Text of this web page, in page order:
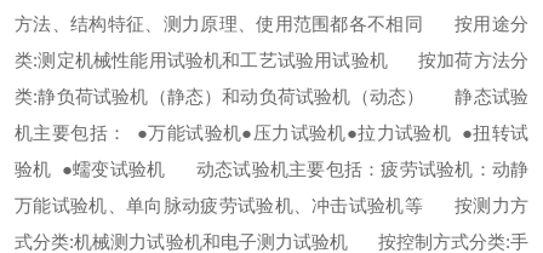
方法、结构特征、测力原理、使用范围都各不相同
按用途分
类:测定机械性能用试验机和工艺试验用试验机
按加荷方法分
类:静负荷试验机（静态）和动负荷试验机（动态）
静态试验
机主要包括： ●万能试验机●压力试验机●拉力试验机 ●扭转试
验机 ●蠕变试验机
动态试验机主要包括：疲劳试验机：动静
万能试验机、单向脉动疲劳试验机、冲击试验机等
按测力方
式分类:机械测力试验机和电子测力试验机
按控制方式分类:手